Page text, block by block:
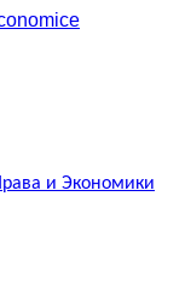
и Экономики